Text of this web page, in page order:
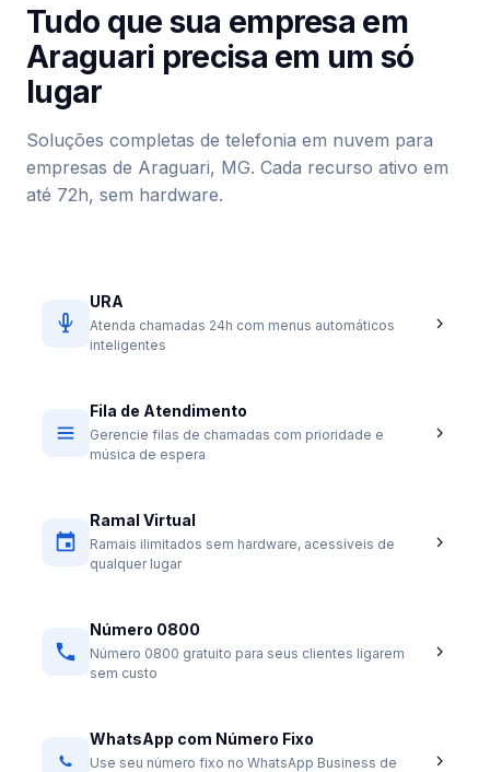
Tudo que sua empresa em
Araguari precisa em um só
lugar
Soluções completas de telefonia em nuvem para
empresas de Araguari, MG. Cada recurso ativo em
até 72h, sem hardware.
URA
Atenda chamadas 24h com menus automáticos
inteligentes
Fila de Atendimento
Gerencie filas de chamadas com prioridade e
música de espera
Ramal Virtual
Ramais ilimitados sem hardware, acessíveis de
qualquer lugar
Número 0800
Número 0800 gratuito para seus clientes ligarem
sem custo
WhatsApp com Número Fixo
Use seu número fixo no WhatsApp Business de